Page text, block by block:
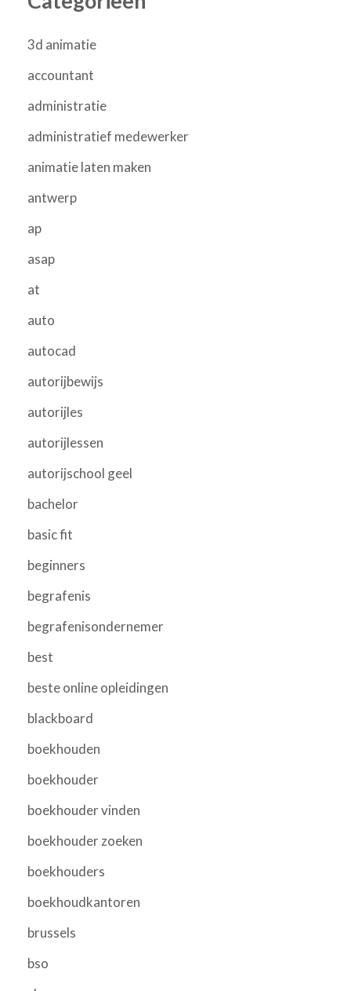
3d animatie
accountant
administratie
administratief medewerker
animatie laten maken
antwerp
ap
asap
at
auto
autocad
autorijbewijs
autorijles
autorijlessen
autorijschool geel
bachelor
basic fit
beginners
begrafenis
begrafenisondernemer
best
beste online opleidingen
blackboard
boekhouden
boekhouder
boekhouder vinden
boekhouder zoeken
boekhouders
boekhoudkantoren
brussels
bso